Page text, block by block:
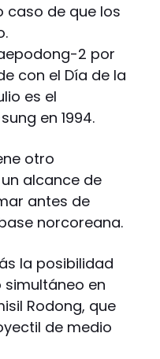
caso de que los
2 por
con el Día de la
es el
en 1994.
otro
alcance de
antes de
norcoreana.
la posibilidad
simultáneo en
Rodong, que
de medio